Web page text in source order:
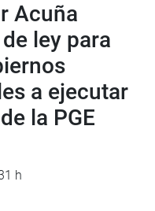
Acuña
ley para
a ejecutar
la PGE
h